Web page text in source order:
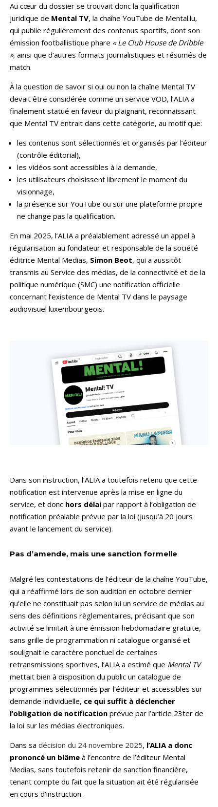
Au cœur du dossier se trouvait donc la qualification
juridique de Mental TV, la chaîne YouTube de Mental.lu,
qui publie régulièrement des contenus sportifs, dont son
émission footballistique phare « Le Club House de Dribble
», ainsi que d’autres formats journalistiques et résumés de
match.
À la question de savoir si oui ou non la chaîne Mental TV
devait être considérée comme un service VOD, l’ALIA a
finalement statué en faveur du plaignant, reconnaissant
que Mental TV entrait dans cette catégorie, au motif que:
les contenus sont sélectionnés et organisés par l’éditeur
(contrôle éditorial),
les vidéos sont accessibles à la demande,
les utilisateurs choisissent librement le moment du
visionnage,
la présence sur YouTube ou sur une plateforme propre
ne change pas la qualification.
En mai 2025, l’ALIA a préalablement adressé un appel à
régularisation au fondateur et responsable de la société
éditrice Mental Medias, Simon Beot, qui a aussitôt
transmis au Service des médias, de la connectivité et de la
politique numérique (SMC) une notification officielle
concernant l’existence de Mental TV dans le paysage
audiovisuel luxembourgeois.
Dans son instruction, l’ALIA a toutefois retenu que cette
notification est intervenue après la mise en ligne du
service, et donc hors délai par rapport à l’obligation de
notification préalable prévue par la loi (jusqu’à 20 jours
avant le lancement du service).
Pas d’amende, mais une sanction formelle
Malgré les contestations de l’éditeur de la chaîne YouTube,
qui a réaffirmé lors de son audition en octobre dernier
qu’elle ne constituait pas selon lui un service de médias au
sens des définitions règlementaires, précisant que son
activité se limitait à une émission hebdomadaire gratuite,
sans grille de programmation ni catalogue organisé et
soulignait le caractère ponctuel de certaines
retransmissions sportives, l’ALIA a estimé que Mental TV
mettait bien à disposition du public un catalogue de
programmes sélectionnés par l’éditeur et accessibles sur
demande individuelle, ce qui suffit à déclencher
l’obligation de notification prévue par l’article 23ter de
la loi sur les médias électroniques.
Dans sa décision du 24 novembre 2025, l’ALIA a donc
prononcé un blâme à l’encontre de l’éditeur Mental
Medias, sans toutefois retenir de sanction financière,
tenant compte du fait que la situation ait été régularisée
en cours d’instruction.